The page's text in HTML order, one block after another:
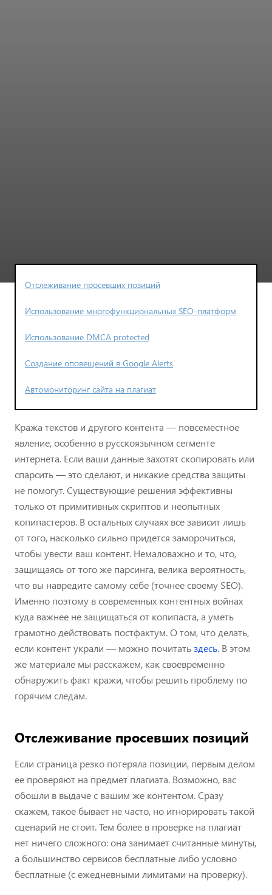
Отслеживание просевших позиций
Использование многофункциональных SEO-платформ
Использование DMCA protected
Создание оповещений в Google Alerts
Автомониторинг сайта на плагиат
Кража текстов и другого контента — повсеместное
явление, особенно в русскоязычном сегменте
интернета. Если ваши данные захотят скопировать или
спарсить — это сделают, и никакие средства защиты
не помогут. Существующие решения эффективны
только от примитивных скриптов и неопытных
копипастеров. В остальных случаях все зависит лишь
от того, насколько сильно придется заморочиться,
чтобы увести ваш контент. Немаловажно и то, что,
защищаясь от того же парсинга, велика вероятность,
что вы навредите самому себе (точнее своему SEO).
Именно поэтому в современных контентных войнах
куда важнее не защищаться от копипаста, а уметь
грамотно действовать постфактум. О том, что делать,
если контент украли — можно почитатьздесь. В этом
же материале мы расскажем, как своевременно
обнаружить факт кражи, чтобы решить проблему по
горячим следам.
Отслеживание просевших позиций
Если страница резко потеряла позиции, первым делом
ее проверяют на предмет плагиата. Возможно, вас
обошли в выдаче с вашим же контентом. Сразу
скажем, такое бывает не часто, но игнорировать такой
сценарий не стоит. Тем более в проверке на плагиат
нет ничего сложного: она занимает считанные минуты,
а большинство сервисов бесплатные либо условно
бесплатные (с ежедневными лимитами на проверку).